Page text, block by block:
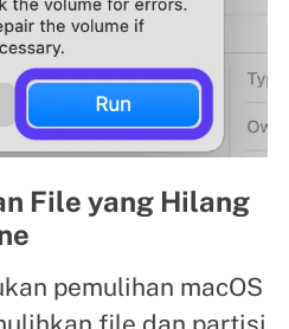
File yang Hilang
pemulihan macOS